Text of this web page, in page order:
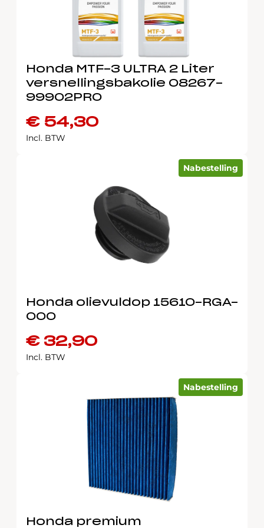
Honda MTF-3 ULTRA 2 Liter
versnellingsbakolie 08267-
99902PRO
€54,30
Incl. BTW
Nabestelling
Honda olievuldop 15610-RGA-
000
€32,90
Incl. BTW
Nabestelling
Honda premium